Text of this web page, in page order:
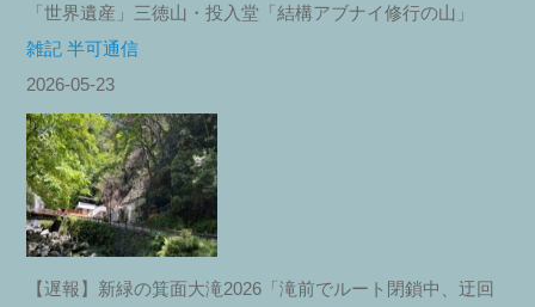
「世界遺産」三徳山・投入堂「結構アブナイ修行の山」
雑記 半可通信
2026-05-23
【遅報】新緑の箕面大滝2026「滝前でルート閉鎖中、迂回